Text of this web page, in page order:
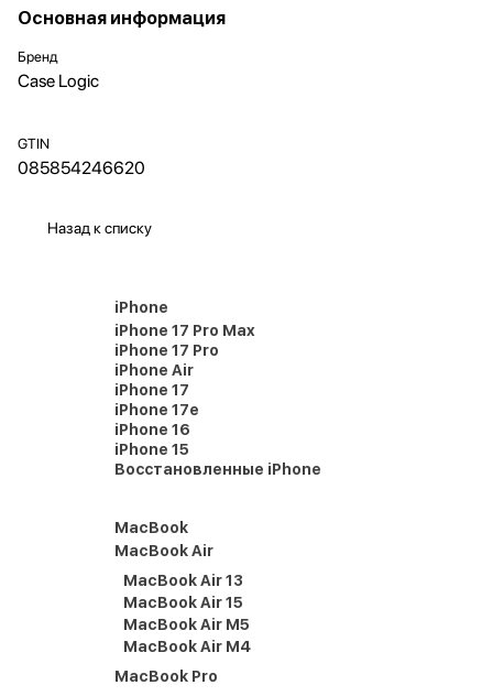
Основная информация
Бренд
Case Logic
GTIN
085854246620
Назад к списку
iPhone
iPhone 17 Pro Max
iPhone 17 Pro
iPhone Air
iPhone 17
iPhone 17e
iPhone 16
iPhone 15
Восстановленные iPhone
MacBook
MacBook Air
MacBook Air 13
MacBook Air 15
MacBook Air M5
MacBook Air M4
MacBook Pro